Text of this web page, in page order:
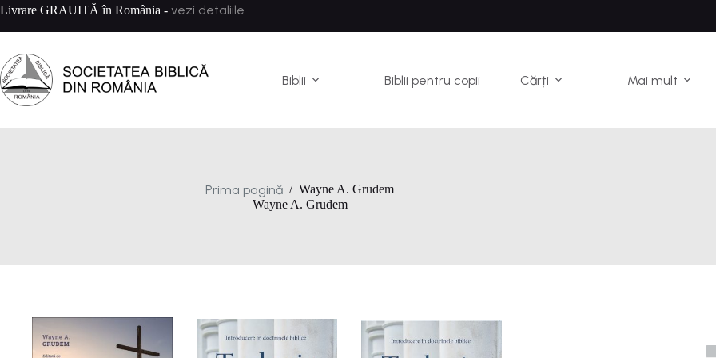
Sari
conținut
Livrare GRAUITĂ în România - vezi detaliile
Biblii Biblii pentru copii Cărți Mai mult
Prima pagină / Wayne A. Grudem
Wayne A. Grudem